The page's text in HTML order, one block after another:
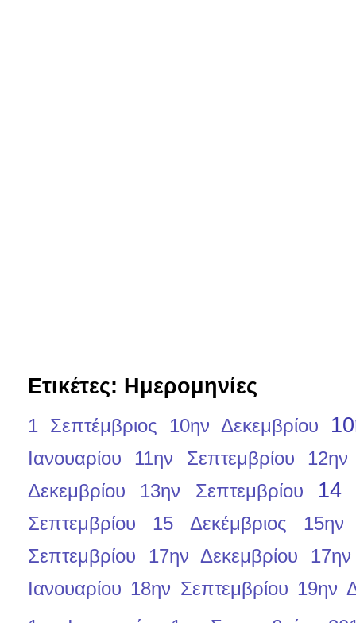
Ετικέτες: Ημερομηνίες
1 Σεπτέμβριος 10ην Δεκεμβρίου
Ιανουαρίου 11ην Σεπτεμβρίου
12ην
Δεκεμβρίου
13ην Σεπτεμβρίου 14
Σεπτεμβρίου 15 Δεκέμβριος
15ην
Σεπτεμβρίου
17ην Δεκεμβρίου
Ιανουαρίου 18ην Σεπτεμβρίου 19ην